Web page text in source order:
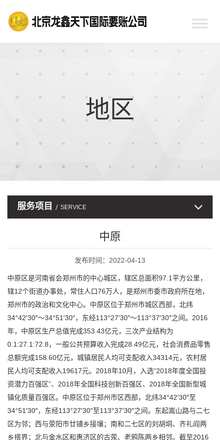
地区
服务项目 SERVICE
中原
发布时间：2022-04-13
中原区是河南省会郑州市的中心城区，辖区总面积97.1平方公里，
辖12个街道办事处，常住人口76万人，是郑州市委市政府所在地，
郑州市的政治和文化中心。中原区位于郑州市城区西部，北纬
34°42′30″～34°51′30″，东经113°27′30″～113°37′30″之间。2016
年，中原区生产总值完成353.43亿元，三次产业结构为
0.1:27.1:72.8，一般公共预算收入完成28.49亿元，社会消费品零售
总额完成158.60亿元，城镇居民人均可支配收入34314元，农村居
民人均可支配收入19617元。2018年10月，入选“2018年度全国投
资潜力百强区”、2018年全国科技创新百强区、2018年全国新型城
镇化质量百强区。中原区位于郑州市区西部，北纬34°42′30″至
34°51′30″，东经113°27′30″至113°37′30″之间。东起嵩山路与二七
区为邻；西与荥阳市廿铺乡接壤；南和二七区的刘胡垌、齐礼阎两
乡搭界；北与金水区和惠济区的古荥、老鸦陈两乡相邻。截至2016